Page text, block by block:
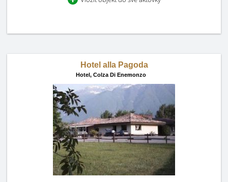
Hotel alla Pagoda
Hotel, Colza Di Enemonzo